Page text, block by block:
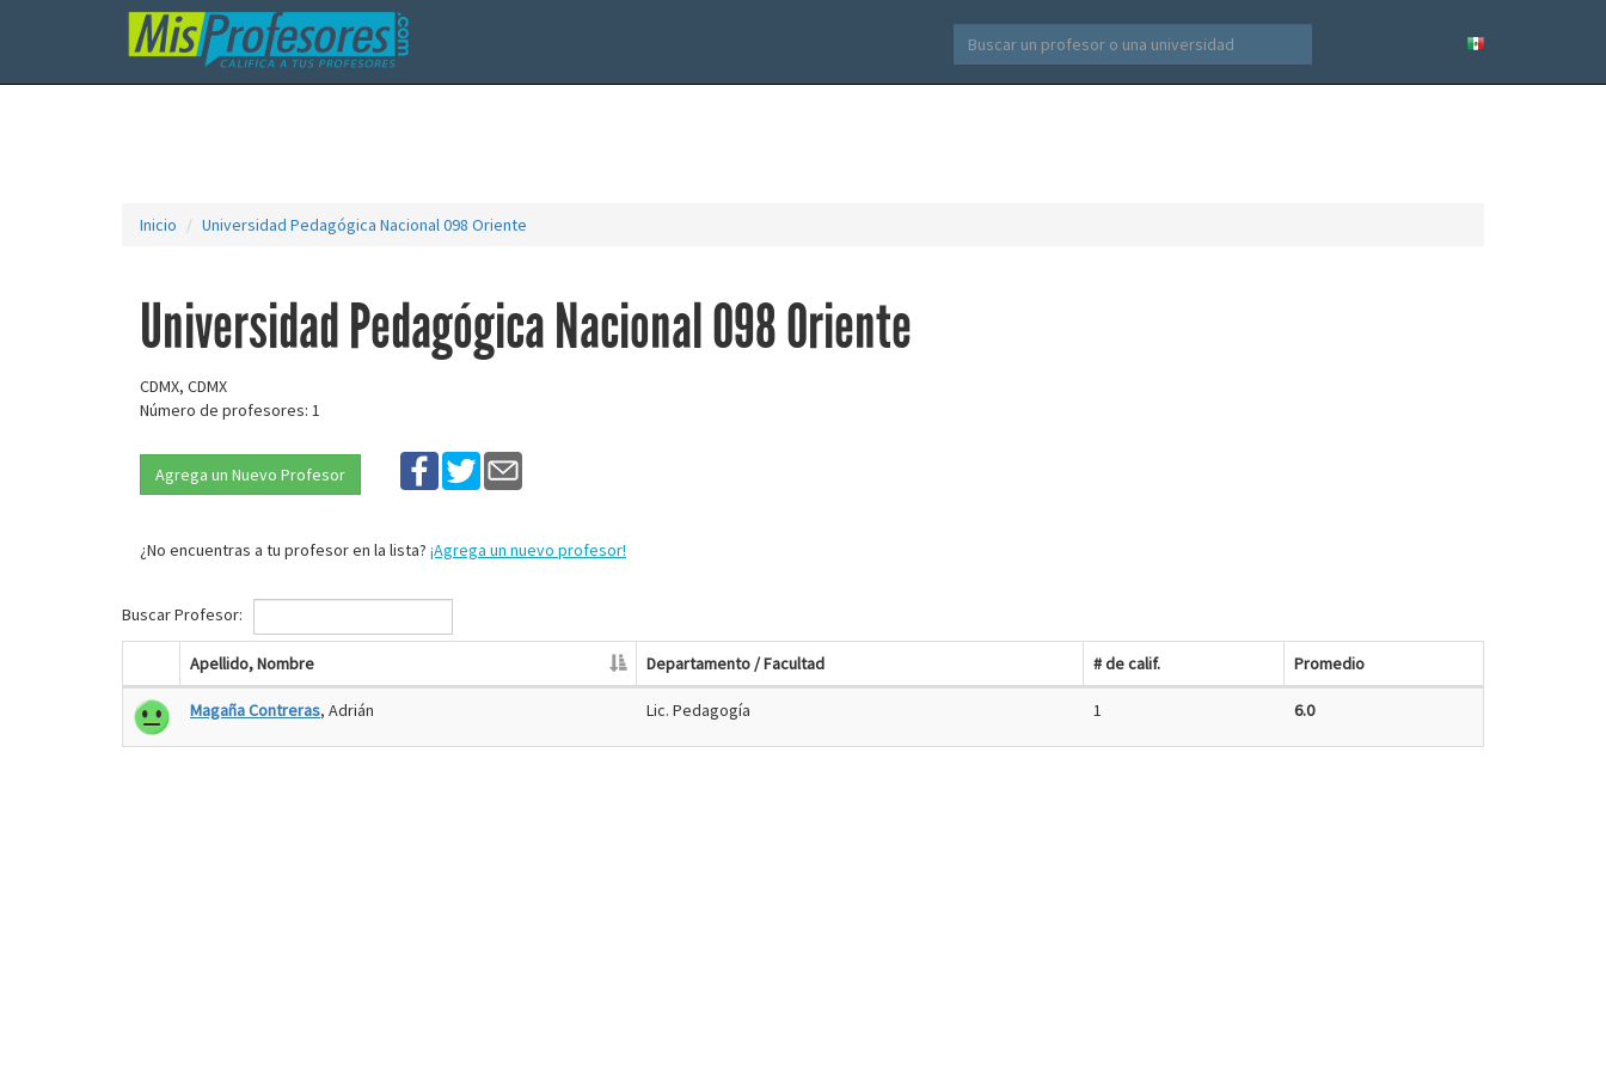
Inicio Universidad Pedagógica Nacional 098 Oriente
Universidad Pedagógica Nacional 098 Oriente
CDMX, CDMX
Número de profesores: 1
Agrega un Nuevo Profesor
¿No encuentras a tu profesor en la lista? ¡Agrega un nuevo profesor!
Buscar Profesor:
Apellido, Nombre Departamento / Facultad # de calif. Promedio
Magaña Contreras, Adrián Lic. Pedagogía 1 6.0